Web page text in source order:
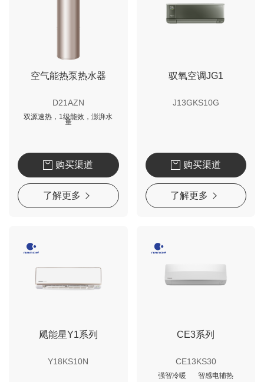
空气能热泵热水器
D21AZN
双源速热，1级能效，澎湃水
量
购买渠道
了解更多
驭氧空调JG1
J13GKS10G
购买渠道
了解更多
飓能星Y1系列
Y18KS10N
CE3系列
CE13KS30
强智冷暖
智感电辅热